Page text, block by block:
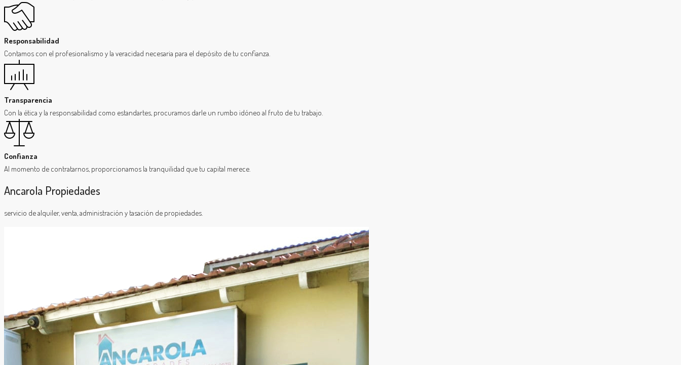
Responsabilidad
Contamos con el profesionalismo y la veracidad necesaria para el depósito de tu confianza.
Transparencia
Con la ética y la responsabilidad como estandartes, procuramos darle un rumbo idóneo al fruto de tu trabajo.
Confianza
Al momento de contratarnos, proporcionamos la tranquilidad que tu capital merece.
Ancarola Propiedades
servicio de alquiler, venta, administración y tasación de propiedades.